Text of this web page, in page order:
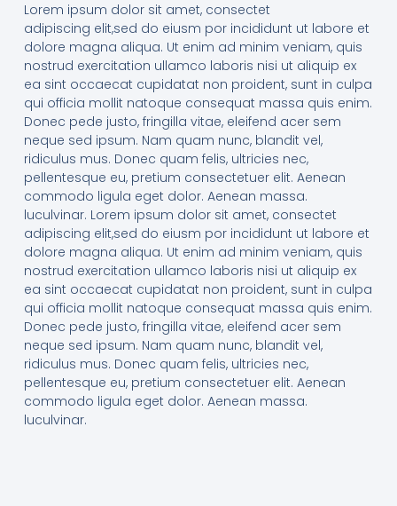
Lorem ipsum dolor sit amet, consectet
adipiscing elit,sed do eiusm por incididunt ut labore et
dolore magna aliqua. Ut enim ad minim veniam, quis
nostrud exercitation ullamco laboris nisi ut aliquip ex
ea sint occaecat cupidatat non proident, sunt in culpa
qui officia mollit natoque consequat massa quis enim.
Donec pede justo, fringilla vitae, eleifend acer sem
neque sed ipsum. Nam quam nunc, blandit vel,
ridiculus mus. Donec quam felis, ultricies nec,
pellentesque eu, pretium consectetuer elit. Aenean
commodo ligula eget dolor. Aenean massa.
luculvinar. Lorem ipsum dolor sit amet, consectet
adipiscing elit,sed do eiusm por incididunt ut labore et
dolore magna aliqua. Ut enim ad minim veniam, quis
nostrud exercitation ullamco laboris nisi ut aliquip ex
ea sint occaecat cupidatat non proident, sunt in culpa
qui officia mollit natoque consequat massa quis enim.
Donec pede justo, fringilla vitae, eleifend acer sem
neque sed ipsum. Nam quam nunc, blandit vel,
ridiculus mus. Donec quam felis, ultricies nec,
pellentesque eu, pretium consectetuer elit. Aenean
commodo ligula eget dolor. Aenean massa.
luculvinar.